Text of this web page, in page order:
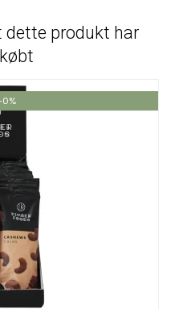
dette produkt har